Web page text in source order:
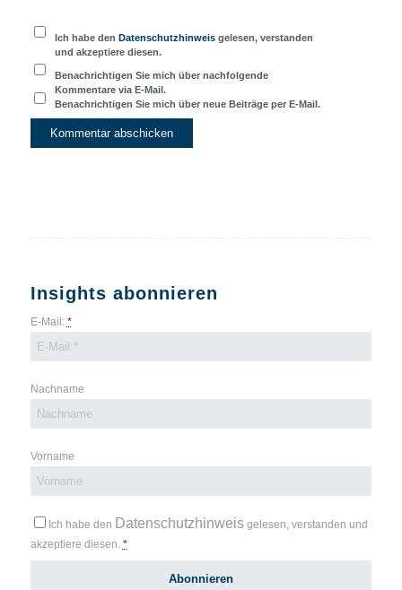
Ich habe denDatenschutzhinweis gelesen, verstanden
und akzeptiere diesen.
Benachrichtigen Sie mich über nachfolgende
Kommentare via E-Mail.
Benachrichtigen Sie mich über neue Beiträge per E-Mail.
Insights abonnieren
E-Mail: *
Nachname
Vorname
Ich habe den Datenschutzhinweisgelesen, verstanden und
akzeptiere diesen. *